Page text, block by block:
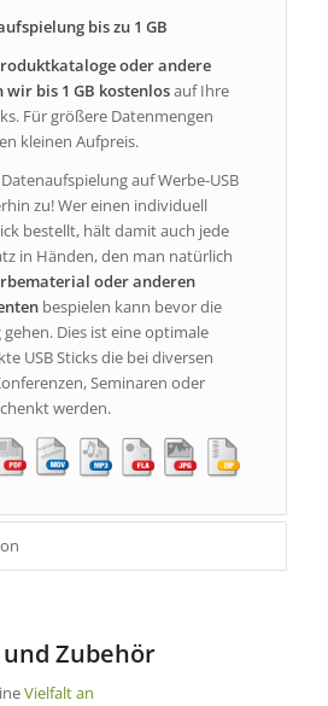
bis zu 1 GB
oder andere
bis 1 GB kostenlosauf Ihre
Für größere Datenmengen
kleinen Aufpreis.
auf Werbe-USB
zu! Wer einen individuell
bestellt, hält damit auch jede
in Händen, den man natürlich
oder anderen
bespielen kann bevor die
Dies ist eine optimale
USB Sticks die bei diversen
Seminaren oder
werden.
Zubehör
Vielfalt an